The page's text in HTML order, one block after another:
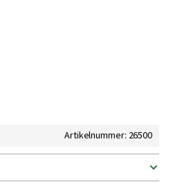
Artikelnummer: 26500